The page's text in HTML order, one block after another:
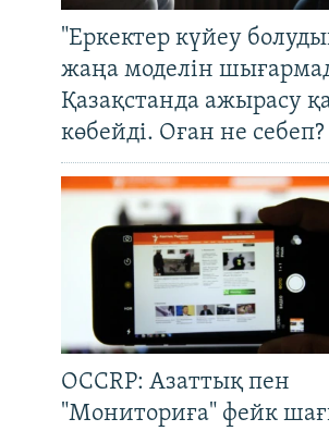
"Еркектер күйеу
жаңа моделін
Қазақстанда ажырасу
көбейді. Оған не себеп?
OCCRP: Азаттық пен
"Мониториға" фейк